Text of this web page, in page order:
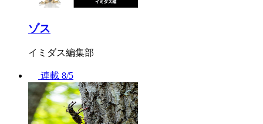
ゾス
イミダス編集部
連載 8/5